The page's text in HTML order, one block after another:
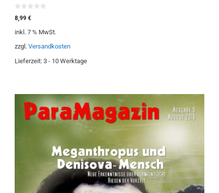
0
v
n
8,99 €
inkl. 7 % MwSt.
zzgl. Versandkosten
Lieferzeit: 3 - 10 Werktage